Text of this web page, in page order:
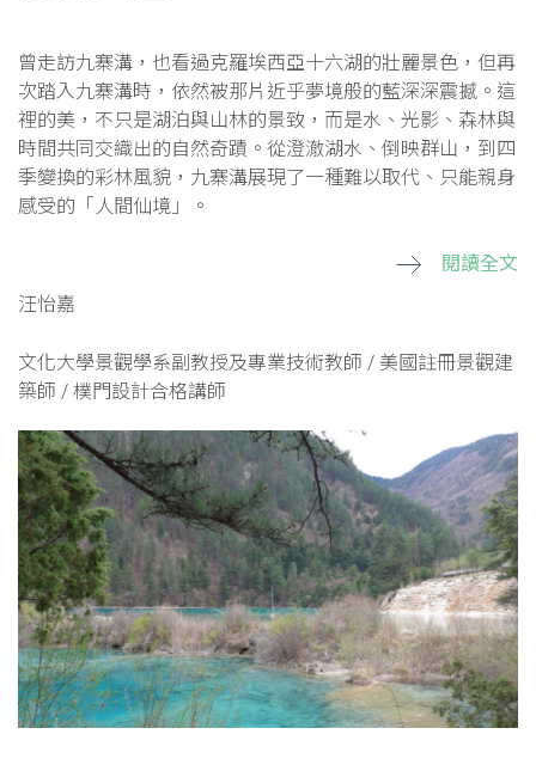
曾走訪九寨溝，也看過克羅埃西亞十六湖的壯麗景色，但再
次踏入九寨溝時，依然被那片近乎夢境般的藍深深震撼。這
裡的美，不只是湖泊與山林的景致，而是水、光影、森林與
時間共同交織出的自然奇蹟。從澄澈湖水、倒映群山，到四
季變換的彩林風貌，九寨溝展現了一種難以取代、只能親身
感受的「人間仙境」。
閱讀全文
汪怡嘉
文化大學景觀學系副教授及專業技術教師 / 美國註冊景觀建
築師 / 樸門設計合格講師